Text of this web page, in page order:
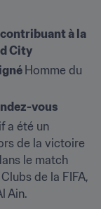
à la
City
Homme du
vous
a été un
de la victoire
le match
de la FIFA,
Ain.